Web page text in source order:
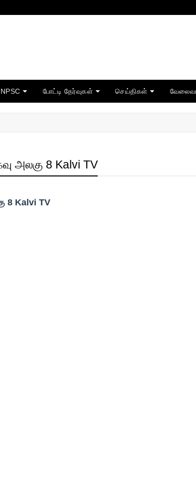
போட்டி தேர்வுகள் செய்திகள்
அலகு 8 Kalvi TV
8 Kalvi TV